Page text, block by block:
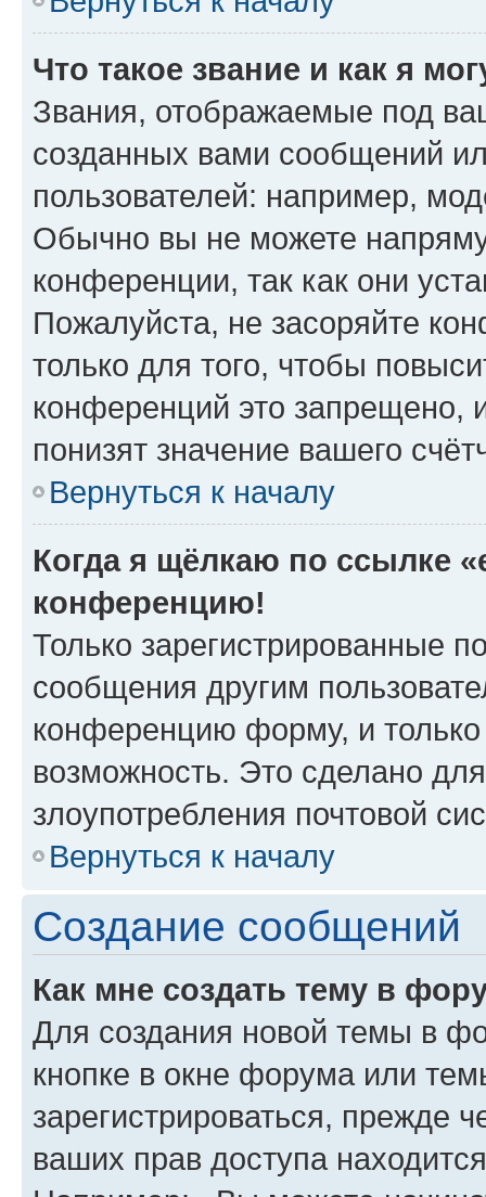
Что такое звание и как я
Звания, отображаемые под
созданных вами сообщений
пользователей: например,
Обычно вы не можете
конференции, так как они
Пожалуйста, не засоряйте
только для того, чтобы
конференций это запрещено,
понизят значение вашего
Вернуться к началу
Когда я щёлкаю по ссылке
конференцию!
Только зарегистрированные
сообщения другим
конференцию форму, и
возможность. Это сделано
злоупотребления почтовой
Вернуться к началу
Создание сообщений
Как мне создать тему в
Для создания новой темы в
кнопке в окне форума или
зарегистрироваться, прежде
ваших прав доступа